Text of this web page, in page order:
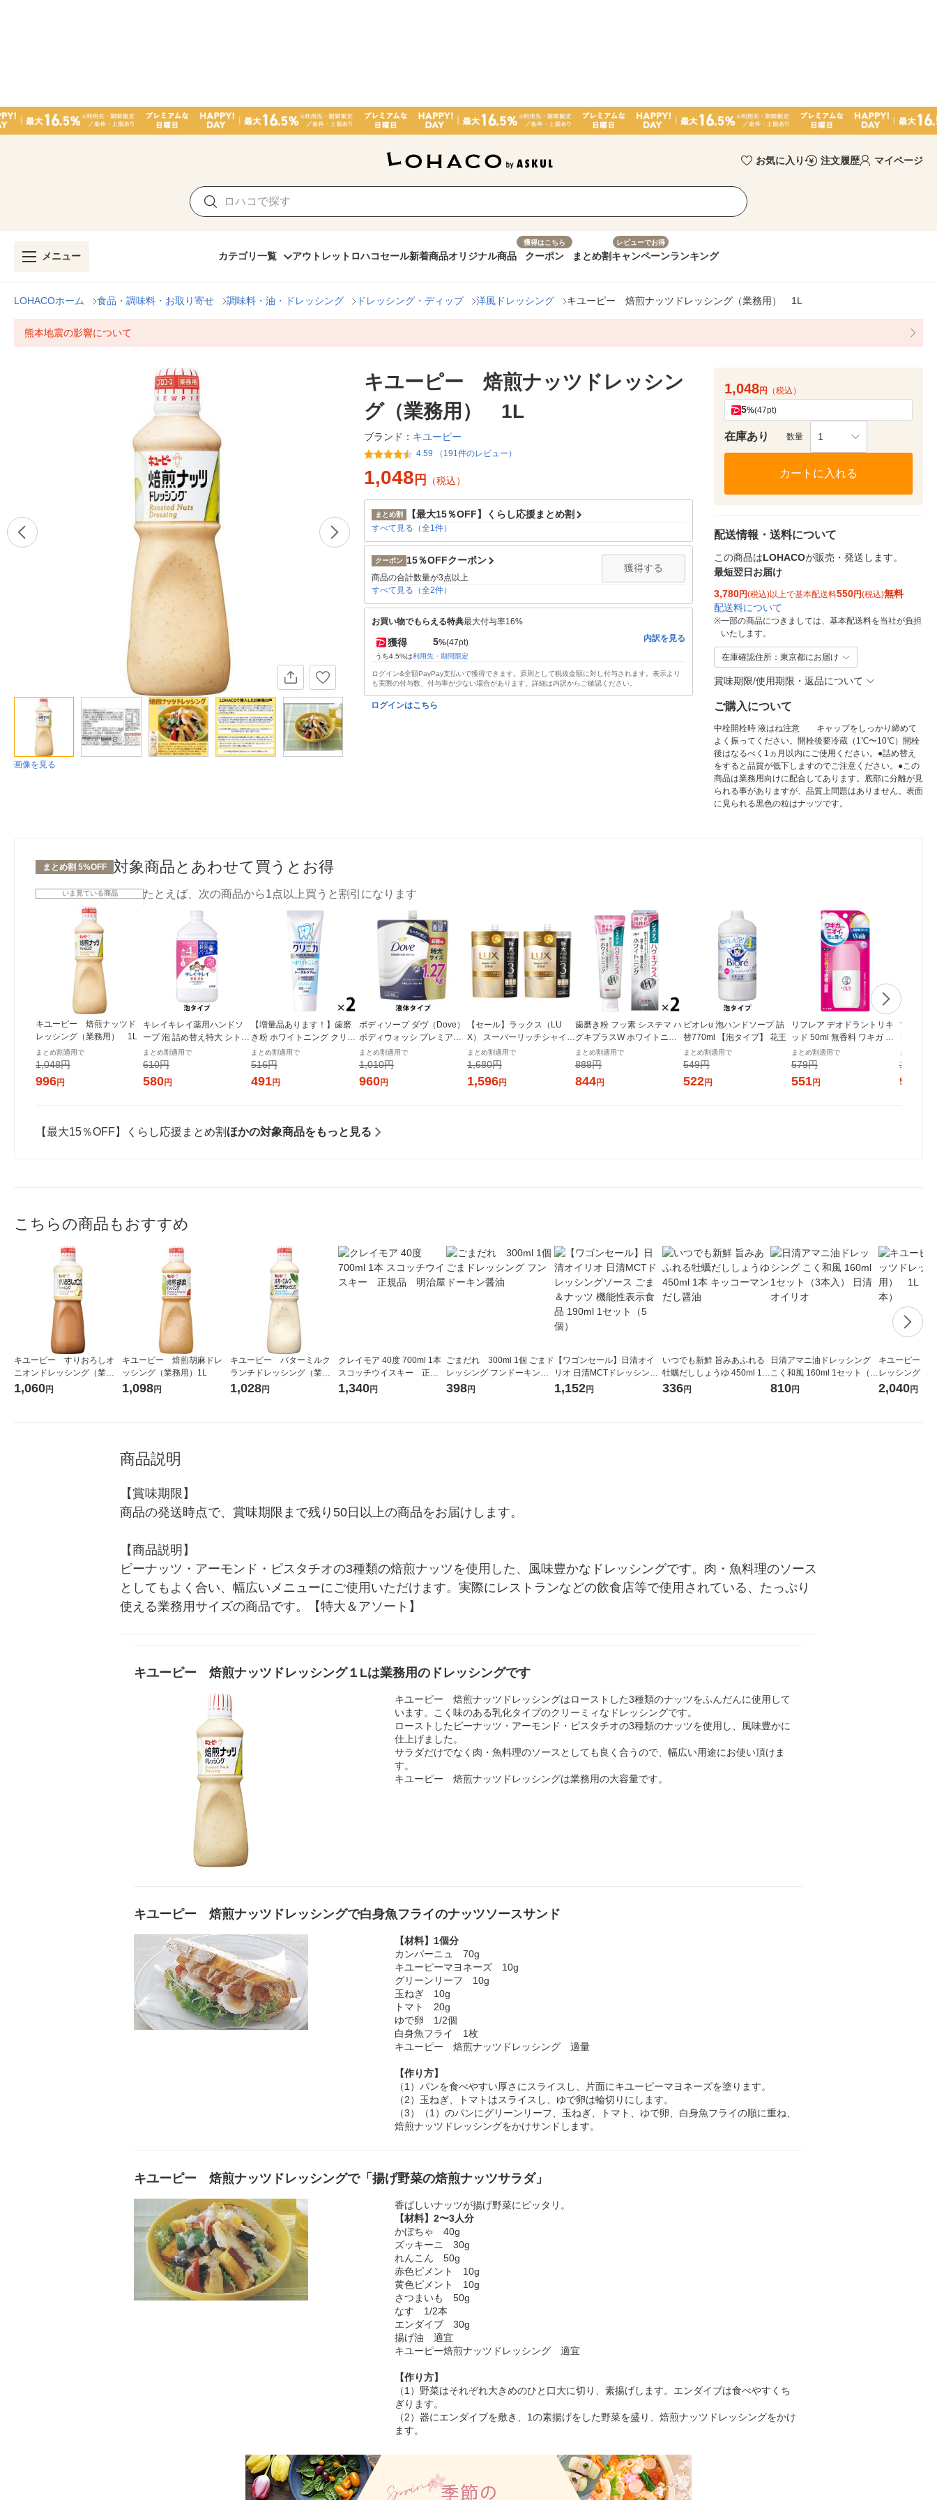
お気に入り 注文履歴 マイページ
メニュー カテゴリ一覧 アウトレット ロハコセール新着商品オリジナル商品
獲得はこちら
クーポン まとめ割
レビューでお得
キャンペーンランキング
LOHACOホーム 食品・調味料・お取り寄せ 調味料・油・ドレッシング ドレッシング・ディップ 洋風ドレッシング キユーピー 焙煎ナッツドレッシング（業務用） 1L
熊本地震の影響について
画像を見る
キユーピー 焙煎ナッツドレッシン
グ（業務用） 1L
ブランド： キユーピー
4.59 （191件のレビュー）
1,048 円 （税込）
まとめ割 【最大15％OFF】くらし応援まとめ割
すべて見る（全1件）
クーポン 15％OFFクーポン
商品の合計数量が3点以上
獲得する
すべて見る（全2件）
お買い物でもらえる特典最大付与率16%
獲得 5%(47pt)
うち4.5%は利用先・期間限定
内訳を見る
ログイン&全額PayPay支払いで獲得できます。原則として税抜金額に対し付与されます。表示より
も実際の付与数、付与率が少ない場合があります。詳細は内訳からご確認ください。
ログインはこちら
1,048円 （税込）
5%(47pt)
在庫あり 数量 1
カートに入れる
配送情報・送料について
この商品はLOHACOが販売・発送します。
最短翌日お届け
3,780円(税込)以上で基本配送料550円(税込)無料
配送料について
※一部の商品につきましては、基本配送料を当社が負担
いたします。
在庫確認住所：東京都にお届け
賞味期限/使用期限・返品について
ご購入について
中栓開栓時 液はね注意 キャップをしっかり締めて
よく振ってください。開栓後要冷蔵（1℃〜10℃）開栓
後はなるべく1ヵ月以内にご使用ください。●詰め替え
をすると品質が低下しますのでご注意ください。●この
商品は業務用向けに配合してあります。底部に分離が見
られる事がありますが、品質上問題はありません。表面
に見られる黒色の粒はナッツです。
まとめ割 5%OFF 対象商品とあわせて買うとお得
いま見ている商品
キユーピー 焙煎ナッツド
レッシング（業務用） 1L
まとめ割適用で
1,048円
996円
たとえば、次の商品から1点以上買うと割引になります
キレイキレイ薬用ハンドソ
ープ 泡 詰め替え特大 シトラ
スフルーティ 800ml 殺菌 保
湿 (泡タイプ)ライオン
まとめ割適用で
610円
580円
【増量品あります！】歯磨
き粉 ホワイトニング クリニ
カアドバンテージ +ホワイト
ニング ハミガキ クリアミン
ト 130g 2セット ライオン
まとめ割適用で
516円
491円
ボディソープ ダヴ（Dove）
ボディウォッシ プレミアム
モイスチャーケア つめかえ
用 特大 1270g Dove 液体タ
イプ
まとめ割適用で
1,010円
960円
【セール】ラックス（LU
X） スーパーリッチシャイン
ダメージリペア 補修 シャン
プー+コンディショナー セッ
ト 詰替 特大 各870g ユニリ
ーバ
まとめ割適用で
1,680円
1,596円
歯磨き粉 フッ素 システマ ハ
グキプラスW ホワイトニン
グ ハミガキ 高濃度フッ素配
合 歯周病予防 95g 1セット
（2本） ライオン
まとめ割適用で
888円
844円
ビオレu 泡ハンドソープ 詰
替770ml 【泡タイプ】 花王
まとめ割適用で
549円
522円
リフレア デオドラントリキ
ッド 50ml 無香料 ワキガ 制
汗剤 ロート製薬
まとめ割適用で
579円
551円
マウスウ
リニカ
タルリン
ンアルコ
ト（2本
まとめ割適
1,044円
992
【最大15％OFF】くらし応援まとめ割 ほかの対象商品をもっと見る
こちらの商品もおすすめ
キユーピー すりおろしオ
ニオンドレッシング（業務
用） 1L
1,060円
キユーピー 焙煎胡麻ドレ
ッシング（業務用）1L
1,098円
キユーピー バターミルク
ランチドレッシング（業務
用） 1L
1,028円
クレイモア 40度 700ml 1本
スコッチウイスキー 正規
品 明治屋
1,340円
ごまだれ 300ml 1個 ごまド
レッシング フンドーキン醤
油
398円
【ワゴンセール】日清オイ
リオ 日清MCTドレッシング
ソース ごま＆ナッツ 機能性
1,152円
いつでも新鮮 旨みあふれる
牡蠣だししょうゆ 450ml 1本
キッコーマン だし醤油
336円
日清アマニ油ドレッシング
こく和風 160ml 1セット（3
本入） 日清オイリオ
810円
キユーピー 焙
レッシング（
1セット（2
2,040円
商品説明
【賞味期限】
商品の発送時点で、賞味期限まで残り50日以上の商品をお届けします。
【商品説明】
ピーナッツ・アーモンド・ピスタチオの3種類の焙煎ナッツを使用した、風味豊かなドレッシングです。肉・魚料理のソース
としてもよく合い、幅広いメニューにご使用いただけます。実際にレストランなどの飲食店等で使用されている、たっぷり
使える業務用サイズの商品です。【特大＆アソート】
キユーピー 焙煎ナッツドレッシング１Lは業務用のドレッシングです
キユーピー 焙煎ナッツドレッシングはローストした3種類のナッツをふんだんに使用して
います。こく味のある乳化タイプのクリーミィなドレッシングです。
ローストしたピーナッツ・アーモンド・ピスタチオの3種類のナッツを使用し、風味豊かに
仕上げました。
サラダだけでなく肉・魚料理のソースとしても良く合うので、幅広い用途にお使い頂けま
す。
キユーピー 焙煎ナッツドレッシングは業務用の大容量です。
キユーピー 焙煎ナッツドレッシングで白身魚フライのナッツソースサンド
【材料】1個分
カンパーニュ 70g
キユーピーマヨネーズ 10g
グリーンリーフ 10g
玉ねぎ 10g
トマト 20g
ゆで卵 1/2個
白身魚フライ 1枚
キユーピー 焙煎ナッツドレッシング 適量
【作り方】
（1）パンを食べやすい厚さにスライスし、片面にキユーピーマヨネーズを塗ります。
（2）玉ねぎ、トマトはスライスし、ゆで卵は輪切りにします。
（3）（1）のパンにグリーンリーフ、玉ねぎ、トマト、ゆで卵、白身魚フライの順に重ね、
焙煎ナッツドレッシングをかけサンドします。
キユーピー 焙煎ナッツドレッシングで「揚げ野菜の焙煎ナッツサラダ」
香ばしいナッツが揚げ野菜にピッタリ。
【材料】2〜3人分
かぼちゃ 40g
ズッキーニ 30g
れんこん 50g
赤色ピメント 10g
黄色ピメント 10g
さつまいも 50g
なす 1/2本
エンダイブ 30g
揚げ油 適宜
キユーピー焙煎ナッツドレッシング 適宜
【作り方】
（1）野菜はそれぞれ大きめのひと口大に切り、素揚げします。エンダイブは食べやすくち
ぎります。
（2）器にエンダイブを敷き、1の素揚げをした野菜を盛り、焙煎ナッツドレッシングをかけ
ます。